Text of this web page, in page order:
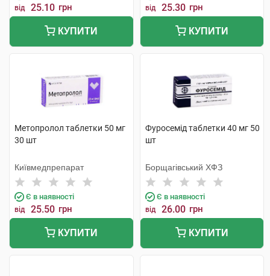
від 25.10 грн
КУПИТИ
від 25.30 грн
КУПИТИ
Метопролол таблетки 50 мг
30 шт
Київмедпрепарат
Є в наявності
від 25.50 грн
КУПИТИ
Фуросемід таблетки 40 мг 50
шт
Борщагівський ХФЗ
Є в наявності
від 26.00 грн
КУПИТИ